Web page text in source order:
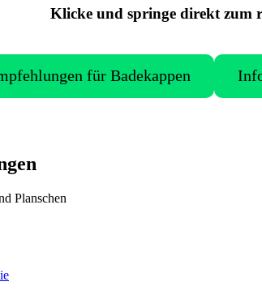
Klicke und springe direkt zum
für Badekappen
Planschen